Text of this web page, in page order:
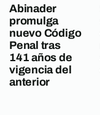
Abinader
promulga
nuevo Código
Penal tras
141 años de
vigencia del
anterior